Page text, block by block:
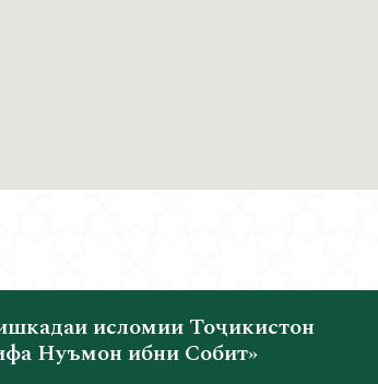
исломии Тоҷикистон
Нуъмон ибни Собит»